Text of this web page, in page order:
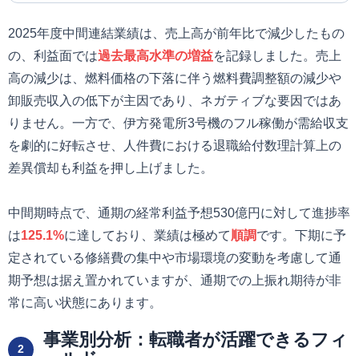
2025年度中間連結業績は、売上高が前年比で減少したもの
の、利益面では過去最高水準の増益を記録しました。売上
高の減少は、燃料価格の下落に伴う燃料費調整額の減少や
卸販売収入の低下が主因であり、ネガティブな要因ではあ
りません。一方で、伊方発電所3号機のフル稼働が需給収支
を劇的に好転させ、人件費における退職給付数理計算上の
差異償却も利益を押し上げました。
中間期時点で、通期の経常利益予想530億円に対して進捗率
は125.1%に達しており、業績は極めて順調です。下期に予
定されている修繕費の集中や市場環境の変動を考慮して通
期予想は据え置かれていますが、通期での上振れ期待が非
常に高い状態にあります。
2
事業別分析：転職者が活躍できるフィ